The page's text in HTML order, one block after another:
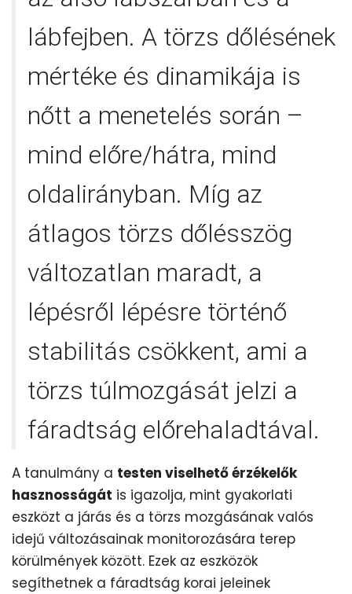
lábfejben. A törzs dőlésének
mértéke és dinamikája is
nőtt a menetelés során –
mind előre/hátra, mind
oldalirányban. Míg az
átlagos törzs dőlésszög
változatlan maradt, a
lépésről lépésre történő
stabilitás csökkent, ami a
törzs túlmozgását jelzi a
fáradtság előrehaladtával.
A tanulmány a testen viselhető érzékelők
hasznosságát is igazolja, mint gyakorlati
eszközt a járás és a törzs mozgásának valós
idejű változásainak monitorozására terep
körülmények között. Ezek az eszközök
segíthetnek a fáradtság korai jeleinek